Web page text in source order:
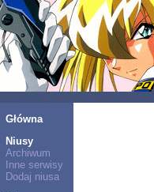
Główna
Niusy
Archiwum
Inne serwisy
Dodaj niusa